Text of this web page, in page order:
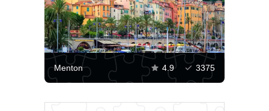
Menton 4.9 3375